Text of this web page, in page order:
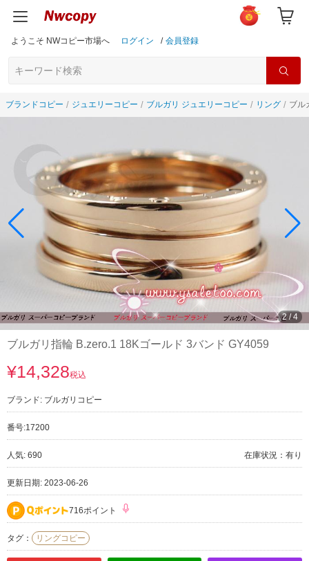
ようこそ NWコピー市場へ ログイン / 会員登録
ブランドコピー ジュエリーコピー ブルガリ ジュエリーコピー リング ブル
3/4
ブルガリ指輪 B.zero.1 18Kゴールド 3バンド GY4059
¥14,328税込
ブランド: ブルガリコピー
番号:17200
人気: 690 在庫状況：有り
更新日期: 2023-06-26
716ポイント
タグ： リングコピー